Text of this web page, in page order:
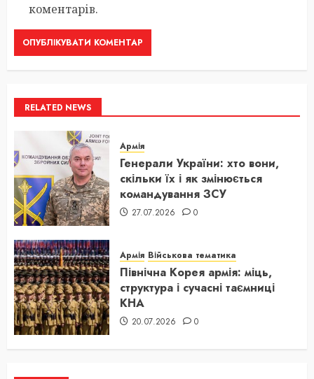
коментарів.
RELATED NEWS
Армія
Генерали України: хто вони,
скільки їх і як змінюється
командування ЗСУ
27.07.2026 0
Армія Військова тематика
Північна Корея армія: міць,
структура і сучасні таємниці
КНА
20.07.2026 0